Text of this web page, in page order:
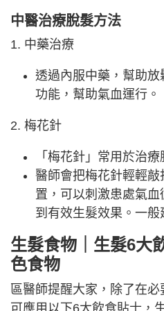
中醫治療脫髮方法
1. 中藥治療
透過內服中藥，幫助
功能，幫助氣血運行。
2. 梅花針
「梅花針」常用於治療
醫師會把梅花針輕輕
置，可以刺激患處氣
到有效生髮效果。一般
生髮食物
生髮6大
色食物
區醫師提醒大家，除了在